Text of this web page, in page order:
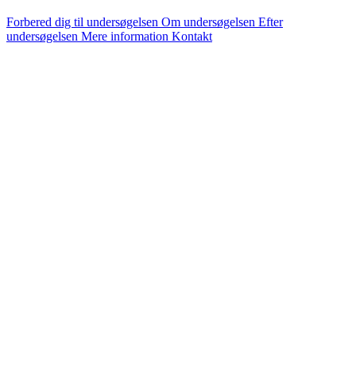
Forbered dig til undersøgelsen Om undersøgelsen Efter
undersøgelsen Mere information Kontakt